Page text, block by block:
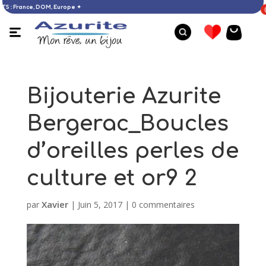
: France, DOM, Europe ✦
Bijouterie Azurite
Bergerac_Boucles
d’oreilles perles de
culture et or9 2
par Xavier| Juin 5, 2017| 0 commentaires
Bague opale - 57